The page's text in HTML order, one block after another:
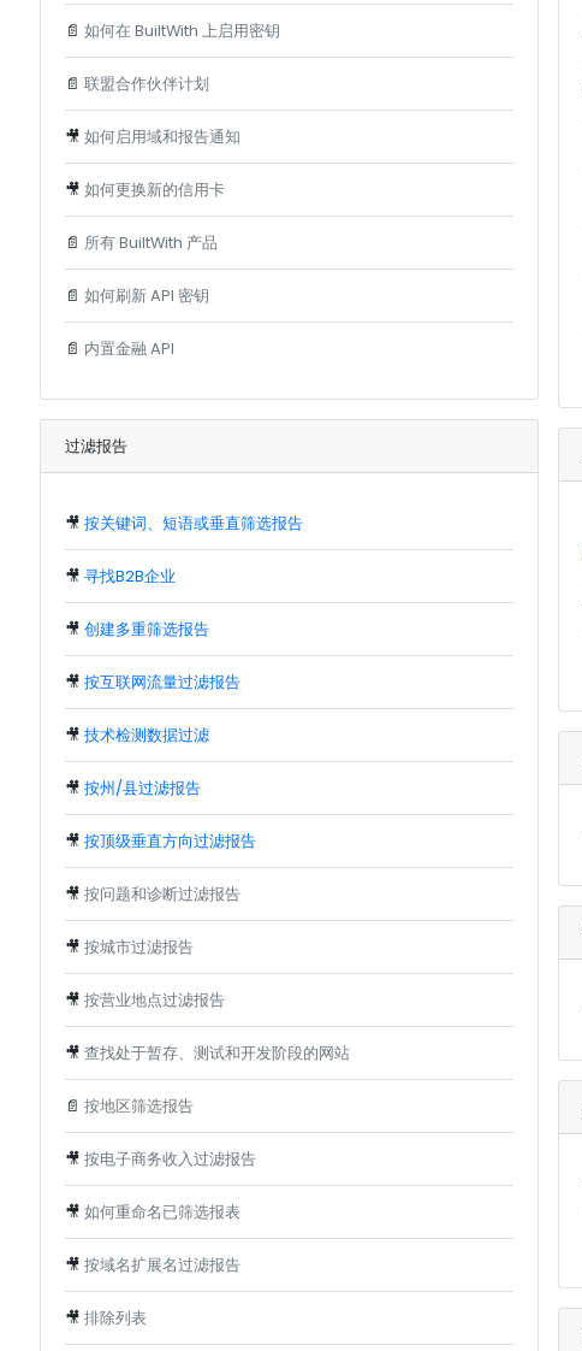
📄 如何在 BuiltWith 上启用密钥
📄 联盟合作伙伴计划
🎥 如何启用域和报告通知
🎥 如何更换新的信用卡
📄 所有 BuiltWith 产品
📄 如何刷新 API 密钥
📄 内置金融 API
过滤报告
🎥 按关键词、短语或垂直筛选报告
🎥 寻找B2B企业
🎥 创建多重筛选报告
🎥 按互联网流量过滤报告
🎥 技术检测数据过滤
🎥 按州/县过滤报告
🎥 按顶级垂直方向过滤报告
🎥 按问题和诊断过滤报告
🎥 按城市过滤报告
🎥 按营业地点过滤报告
🎥 查找处于暂存、测试和开发阶段的网站
📄 按地区筛选报告
🎥 按电子商务收入过滤报告
🎥 如何重命名已筛选报表
🎥 按域名扩展名过滤报告
🎥 排除列表